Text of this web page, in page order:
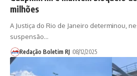
milhões
A Justiça do Rio de Janeiro determinou,
suspensão…
Redação Boletim RJ 08/12/2025